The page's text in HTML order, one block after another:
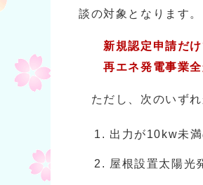
談の対象となります。
新規認定申請だけ
再エネ発電事業全
ただし、次のいずれ
出力が10kw未
屋根設置太陽光